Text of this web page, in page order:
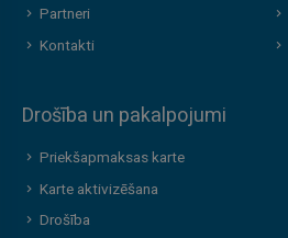
Partneri
Kontakti
Drošība un pakalpojumi
Priekšapmaksas karte
Karte aktivizēšana
Drošība